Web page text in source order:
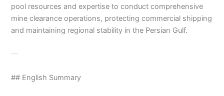
pool resources and expertise to conduct comprehensive
mine clearance operations, protecting commercial shipping
and maintaining regional stability in the Persian Gulf.
—
## English Summary